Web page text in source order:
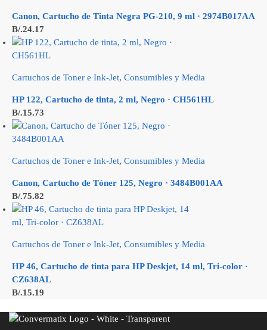
Canon, Cartucho de Tinta Negra PG-210, 9 ml · 2974B017AA
B/.24.17
Cartuchos de Toner e Ink-Jet, Consumibles y Media
HP 122, Cartucho de tinta, 2 ml, Negro · CH561HL
B/.15.73
Cartuchos de Toner e Ink-Jet, Consumibles y Media
Canon, Cartucho de Tóner 125, Negro · 3484B001AA
B/.75.82
Cartuchos de Toner e Ink-Jet, Consumibles y Media
HP 46, Cartucho de tinta para HP Deskjet, 14 ml, Tri-color ·
CZ638AL
B/.15.19